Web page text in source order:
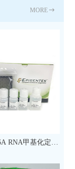
MORE
RNA甲基化定量
次）